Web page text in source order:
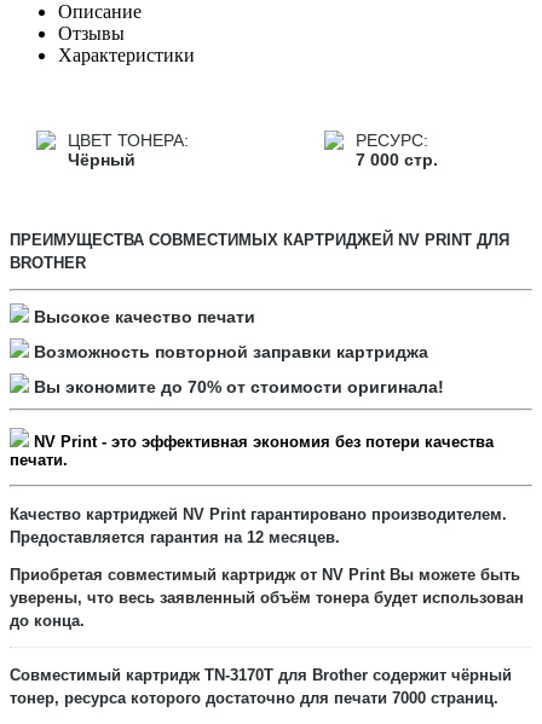
Описание
Отзывы
Характеристики
ЦВЕТ ТОНЕРА:
Чёрный
РЕСУРС:
7 000 стр.
ПРЕИМУЩЕСТВА СОВМЕСТИМЫХ КАРТРИДЖЕЙ NV PRINT ДЛЯ
BROTHER
Высокое качество печати
Возможность повторной заправки картриджа
Вы экономите до 70% от стоимости оригинала!
NV Print - это эффективная экономия без потери качества
печати.
Качество картриджей NV Print гарантировано производителем.
Предоставляется гарантия на 12 месяцев.
Приобретая совместимый картридж от NV Print Вы можете быть
уверены, что весь заявленный объём тонера будет использован
до конца.
Совместимый картридж TN-3170T для Brother содержит чёрный
тонер, ресурса которого достаточно для печати 7000 страниц.